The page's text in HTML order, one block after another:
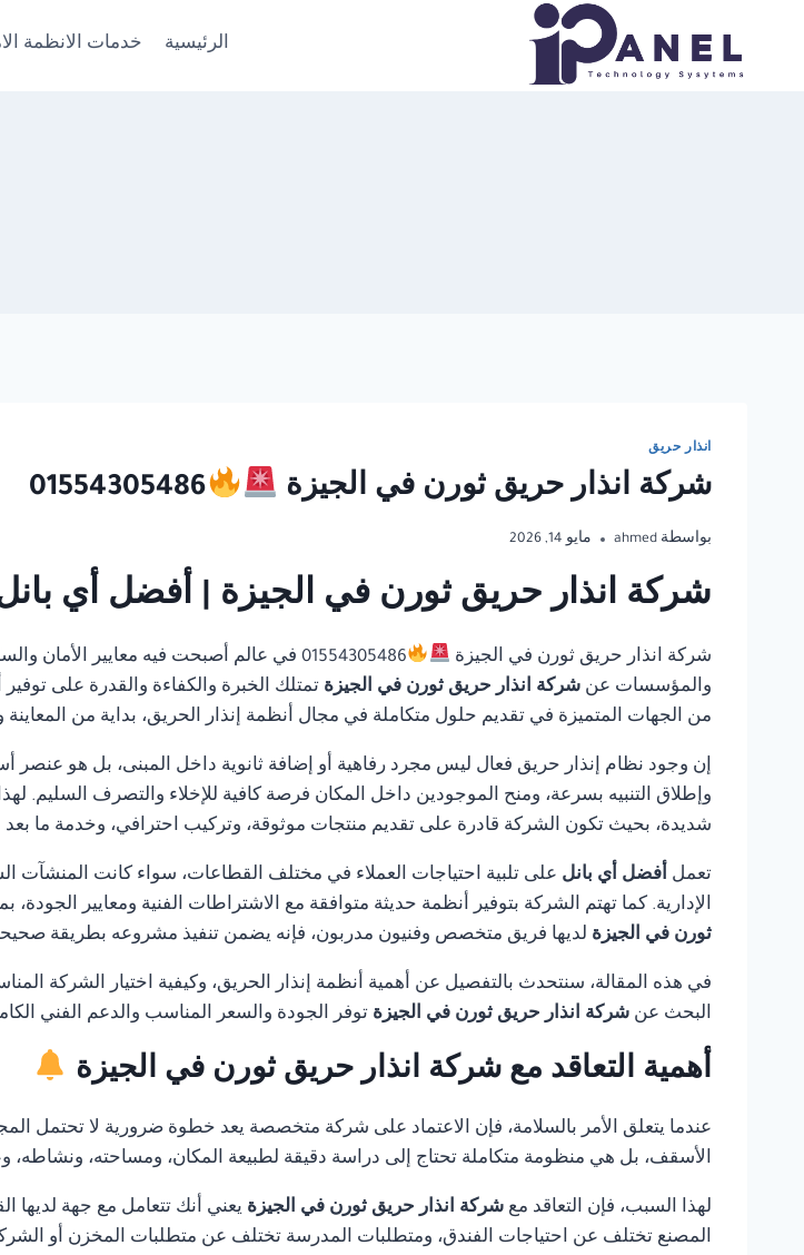
المحتوى
الرئيسية خدمات الانظمة
انذار حريق
شركة انذار حريق ثورن في الجيزة 01554305486
بواسطة ahmed مايو 14, 2026
شركة انذار حريق ثورن في الجيزة | أفضل أي بانل
شركة انذار حريق ثورن في الجيزة
01554305486 في عالم أصبحت فيه معايير
والمؤسسات عن شركة انذار حريق ثورن في الجيزة تمتلك الخبرة والكفاءة والقدرة على
من الجهات المتميزة في تقديم حلول متكاملة في مجال أنظمة إنذار الحريق، بداية من المعاينة
إن وجود نظام إنذار حريق فعال ليس مجرد رفاهية أو إضافة ثانوية داخل المبنى، بل هو
وإطلاق التنبيه بسرعة، ومنح الموجودين داخل المكان فرصة كافية للإخلاء والتصرف السليم.
شديدة، بحيث تكون الشركة قادرة على تقديم منتجات موثوقة، وتركيب احترافي، وخدمة ما
تعمل أفضل أي بانل على تلبية احتياجات العملاء في مختلف القطاعات، سواء كانت المنشآت
الإدارية. كما تهتم الشركة بتوفير أنظمة حديثة متوافقة مع الاشتراطات الفنية ومعايير
ثورن في الجيزة لديها فريق متخصص وفنيون مدربون، فإنه يضمن تنفيذ مشروعه بطريقة صحيحة
في هذه المقالة، سنتحدث بالتفصيل عن أهمية أنظمة إنذار الحريق، وكيفية اختيار الشركة
البحث عن شركة انذار حريق ثورن في الجيزة توفر الجودة والسعر المناسب والدعم الفني
أهمية التعاقد مع شركة انذار حريق ثورن في الجيزة
عندما يتعلق الأمر بالسلامة، فإن الاعتماد على شركة متخصصة يعد خطوة ضرورية لا تحتمل
الأسقف، بل هي منظومة متكاملة تحتاج إلى دراسة دقيقة لطبيعة المكان، ومساحته، ونشاطه،
لهذا السبب، فإن التعاقد مع شركة انذار حريق ثورن في الجيزة يعني أنك تتعامل مع جهة
المصنع تختلف عن احتياجات الفندق، ومتطلبات المدرسة تختلف عن متطلبات المخزن أو